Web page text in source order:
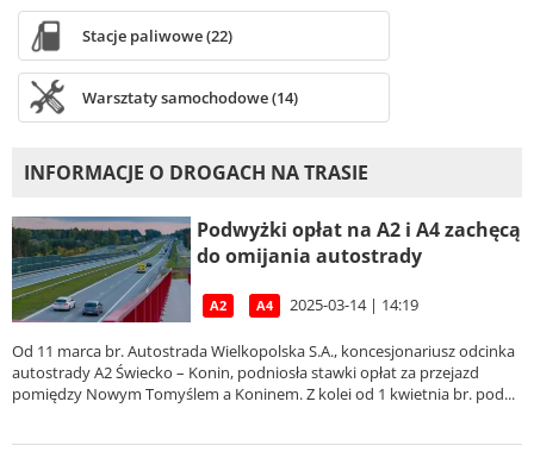
Stacje paliwowe (22)
Warsztaty samochodowe (14)
INFORMACJE O DROGACH NA TRASIE
Podwyżki opłat na A2 i A4 zachęcą
do omijania autostrady
A2 A4 2025-03-14 | 14:19
Od 11 marca br. Autostrada Wielkopolska S.A., koncesjonariusz odcinka
autostrady A2 Świecko – Konin, podniosła stawki opłat za przejazd
pomiędzy Nowym Tomyślem a Koninem. Z kolei od 1 kwietnia br. pod...